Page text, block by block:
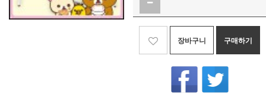
장바구니 구매하기